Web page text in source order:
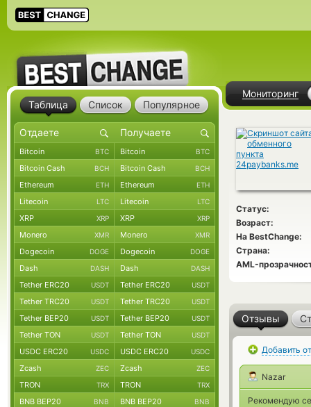
Мониторинг
Статус:
Возраст:
На BestChange:
Страна:
AML-
Отзывы
Добавить
Nazar
Рекомендую
Таблица Список Популярное
Bitcoin BTC Bitcoin BTC
Bitcoin Cash BCH Bitcoin Cash BCH
Ethereum ETH Ethereum ETH
Litecoin LTC Litecoin LTC
XRP XRP XRP XRP
Monero XMR Monero XMR
Dogecoin DOGE Dogecoin DOGE
Dash DASH Dash DASH
Tether ERC20 USDT Tether ERC20 USDT
Tether TRC20 USDT Tether TRC20 USDT
Tether BEP20 USDT Tether BEP20 USDT
Tether TON USDT Tether TON USDT
USDC ERC20 USDC USDC ERC20 USDC
Zcash ZEC Zcash ZEC
TRON TRX TRON TRX
BNB BEP20 BNB BNB BEP20 BNB